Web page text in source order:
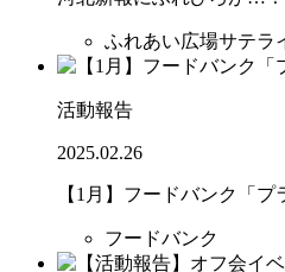
ふれあい広場サテラ
活動報告
2025.02.26
【1月】フードバンク「
フードバンク